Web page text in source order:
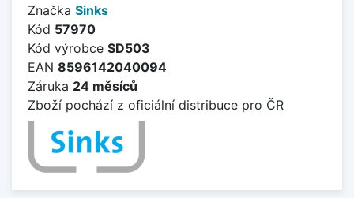
Značka Sinks
Kód 57970
Kód výrobce SD503
EAN 8596142040094
Záruka 24 měsíců
Zboží pochází z oficiální distribuce pro ČR